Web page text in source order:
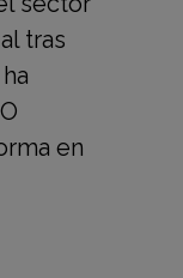
tras
en